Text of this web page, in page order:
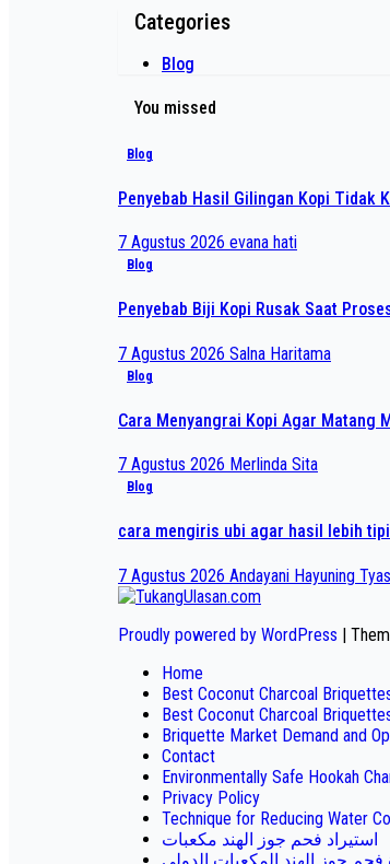
Categories
Blog
You missed
Blog
Penyebab Hasil Gilingan Kopi Tidak
7 Agustus 2026 evana hati
Blog
Penyebab Biji Kopi Rusak Saat
7 Agustus 2026 Salna Haritama
Blog
Cara Menyangrai Kopi Agar Matang
7 Agustus 2026 Merlinda Sita
Blog
cara mengiris ubi agar hasil lebih
7 Agustus 2026 Andayani Hayuning Tyas
Proudly powered by WordPress |
Home
Best Coconut Charcoal
Best Coconut Charcoal
Briquette Market Demand and
Contact
Environmentally Safe Hookah
Privacy Policy
Technique for Reducing Water
استيراد فحم جوز الهند مكعبات